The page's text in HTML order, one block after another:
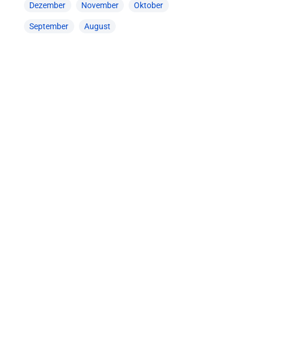
Dezember November Oktober
September August